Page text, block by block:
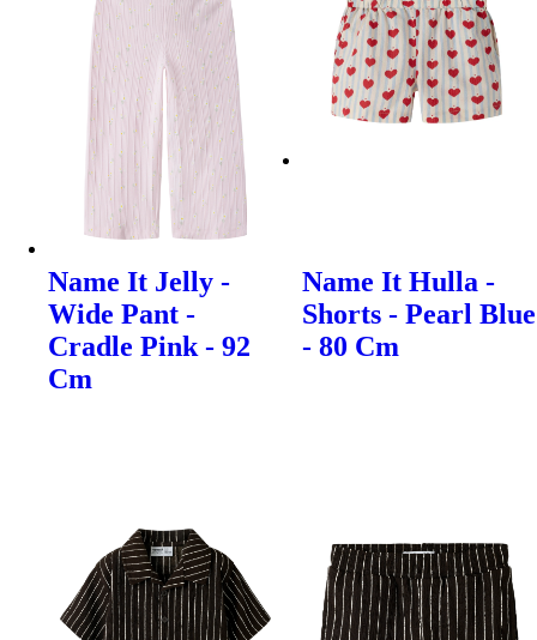
Name It Jelly -
Wide Pant -
Cradle Pink - 92
Cm
Name It Hulla -
Shorts - Pearl Blue
- 80 Cm